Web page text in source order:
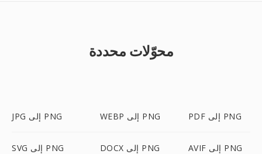
محوّلات محددة
JPG إلى PNG WEBP إلى PNG PDF إلى PNG
SVG إلى PNG DOCX إلى PNG AVIF إلى PNG